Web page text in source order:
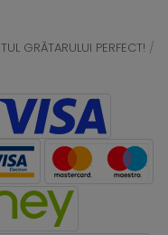
GRĂTARULUI PERFECT! /